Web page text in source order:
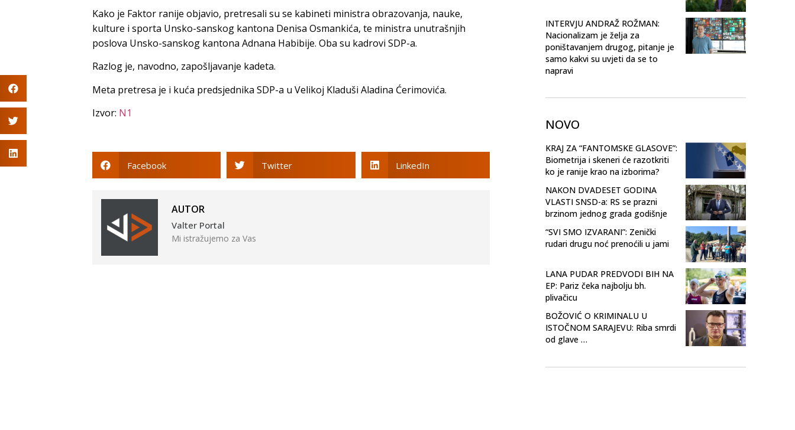
Kako je Faktor ranije objavio, pretresali su se kabineti ministra obrazovanja, nauke,
kulture i sporta Unsko-sanskog kantona Denisa Osmankića, te ministra unutrašnjih
poslova Unsko-sanskog kantona Adnana Habibije. Oba su kadrovi SDP-a.
Razlog je, navodno, zapošljavanje kadeta.
Meta pretresa je i kuća predsjednika SDP-a u Velikoj Kladuši Aladina Ćerimovića.
Izvor: N1
Facebook Twitter LinkedIn
AUTOR
Valter Portal
Mi istražujemo za Vas
INTERVJU ANDRAŽ ROŽMAN:
Nacionalizam je želja za
poništavanjem drugog, pitanje je
samo kakvi su uvjeti da se to
napravi
NOVO
KRAJ ZA “FANTOMSKE GLASOVE”:
Biometrija i skeneri će razotkriti
ko je ranije krao na izborima?
NAKON DVADESET GODINA
VLASTI SNSD-a: RS se prazni
brzinom jednog grada godišnje
“SVI SMO IZVARANI”: Zenički
rudari drugu noć prenoćili u jami
LANA PUDAR PREDVODI BIH NA
EP: Pariz čeka najbolju bh.
plivačicu
BOŽOVIĆ O KRIMINALU U
ISTOČNOM SARAJEVU: Riba smrdi
od glave …